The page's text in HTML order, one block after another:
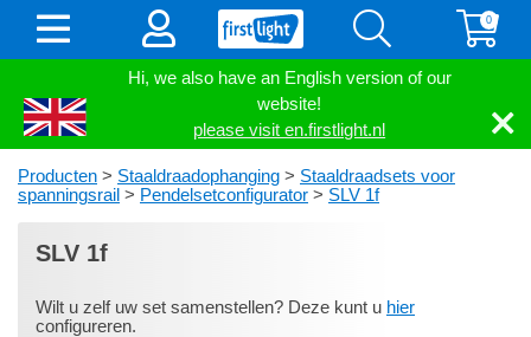
Hi, we also have an English version of our
website!
please visit en.firstlight.nl
0
Producten > Staaldraadophanging > Staaldraadsets voor
spanningsrail > Pendelsetconfigurator > SLV 1f
SLV 1f
Wilt u zelf uw set samenstellen? Deze kunt u hier
configureren.